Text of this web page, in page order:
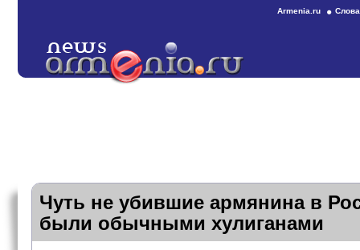
Armenia.ru
Чуть не убившие армянина в
были обычными хулиганами